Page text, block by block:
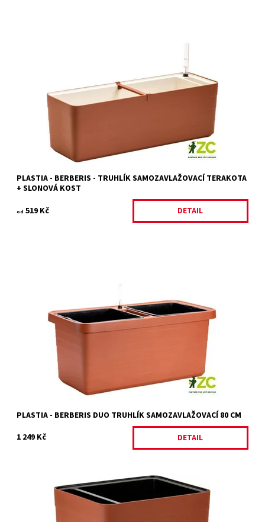
Samozavlažovací truhlík v moderním a důmyslném designu z
dílny mladých českých designerů, studia WRKS.
Na objednání, skladem do 5 dnů
26764/60
PLASTIA
PLASTIA - BERBERIS - TRUHLÍK SAMOZAVLAŽOVACÍ TERAKOTA
+ SLONOVÁ KOST
od 519 Kč DETAIL
jsou dvě samostatné nádoby, každá s otvorem pro pevné
uchycení opory pro rostliny.
Dostupnost:
Na objednávku
PLASTIA - BERBERIS DUO TRUHLÍK SAMOZAVLAŽOVACÍ 80 CM
1 249 Kč
DETAIL
Hodí se na zábradlí městského balkonu, terasy či chalupářský
plot. Pro pěstování jahod, bylin i letniček. Použít lze pro kulatá i
hranatá zábradlí...